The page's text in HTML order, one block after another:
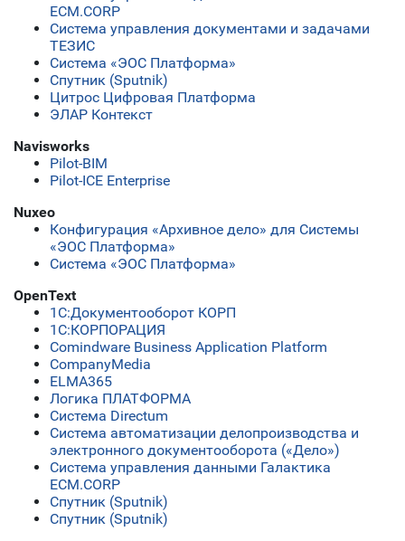
ECM.CORP
Система управления документами и задачами
ТЕЗИС
Система «ЭОС Платформа»
Спутник (Sputnik)
Цитрос Цифровая Платформа
ЭЛАР Контекст
Navisworks
Pilot-BIM
Pilot-ICE Enterprise
Nuxeo
Конфигурация «Архивное дело» для Системы
«ЭОС Платформа»
Система «ЭОС Платформа»
OpenText
1C:Документооборот КОРП
1С:КОРПОРАЦИЯ
Comindware Business Application Platform
CompanyMedia
ELMA365
Логика ПЛАТФОРМА
Система Directum
Система автоматизации делопроизводства и
электронного документооборота («Дело»)
Система управления данными Галактика
ECM.CORP
Спутник (Sputnik)
Спутник (Sputnik)